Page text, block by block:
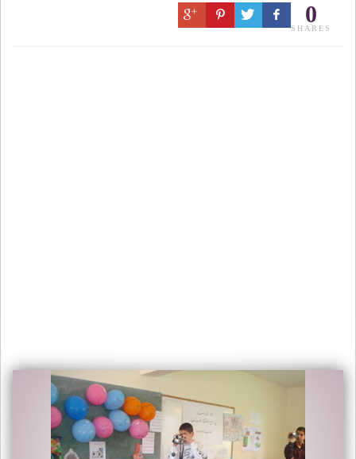
0
SHARES